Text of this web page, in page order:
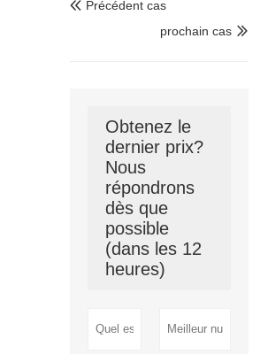
 Précédent cas

prochain cas
Obtenez le
dernier prix?
Nous
répondrons
dès que
possible
(dans les 12
heures)